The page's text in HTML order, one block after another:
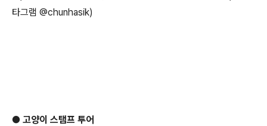
타그램 @chunhasik)
● 고양이 스탬프 투어